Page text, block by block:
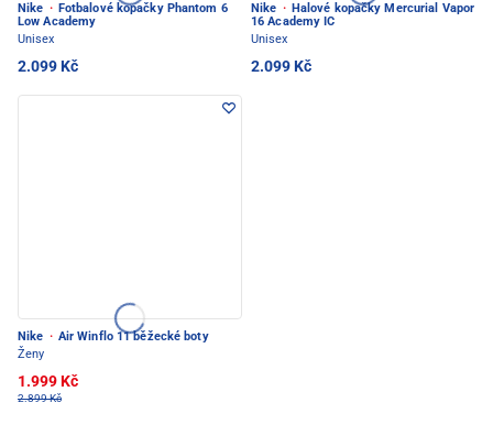
Nike · Fotbalové kopačky Phantom 6
Low Academy
Unisex
2.099 Kč
Nike · Halové kopačky Mercurial Vapor
16 Academy IC
Unisex
2.099 Kč
Nike · Air Winflo 11 běžecké boty
Ženy
1.999 Kč
2.899 Kč